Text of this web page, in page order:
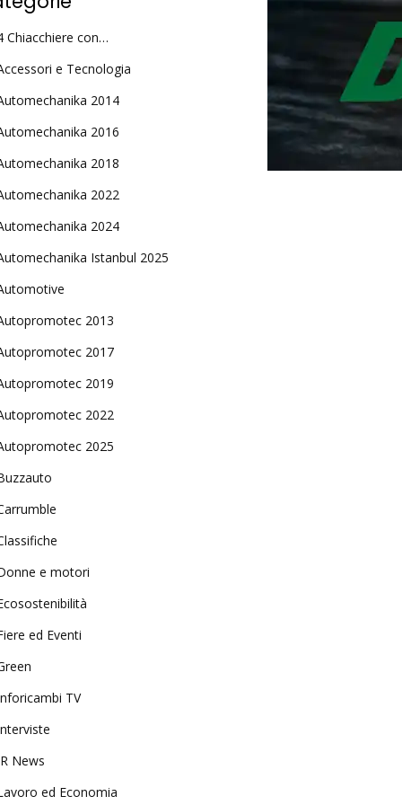
Chiacchiere con…
e Tecnologia
2014
2016
2018
2022
2024
Istanbul 2025
2013
2017
2019
2022
2025
e motori
ed Eventi
TV
News
ed Economia